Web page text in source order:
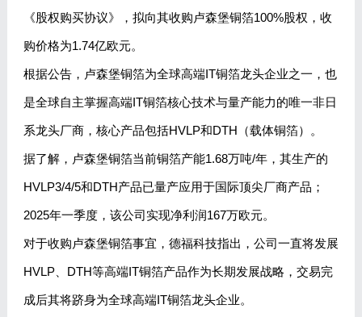
《股权购买协议》，拟向其收购卢森堡铜箔100%股权，收
购价格为1.74亿欧元。
根据公告，卢森堡铜箔为全球高端IT铜箔龙头企业之一，也
是全球自主掌握高端IT铜箔核心技术与量产能力的唯一非日
系龙头厂商，核心产品包括HVLP和DTH（载体铜箔）。
据了解，卢森堡铜箔当前铜箔产能1.68万吨/年，其生产的
HVLP3/4/5和DTH产品已量产应用于国际顶尖厂商产品；
2025年一季度，该公司实现净利润167万欧元。
对于收购卢森堡铜箔事宜，德福科技指出，公司一直将发展
HVLP、DTH等高端IT铜箔产品作为长期发展战略，交易完
成后其将跻身为全球高端IT铜箔龙头企业。